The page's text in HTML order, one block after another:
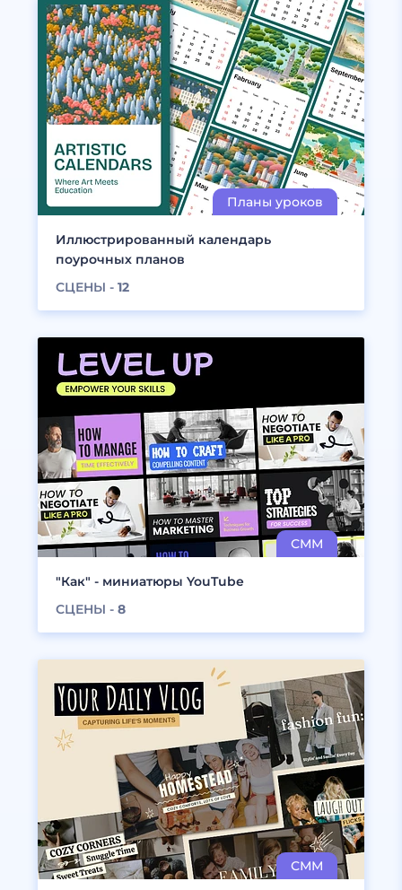
Иллюстрированный календарь
поурочных планов
СЦЕНЫ - 12
"Как" - миниатюры YouTube
СЦЕНЫ - 8